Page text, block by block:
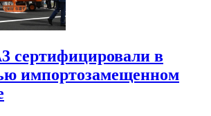
сертифицировали в
импортозамещенном